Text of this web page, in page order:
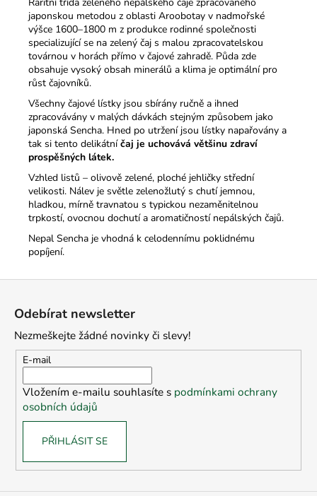
japonskou metodou z oblasti Aroobotay v nadmořské
výšce 1600–1800 m z produkce rodinné společnosti
specializující se na zelený čaj s malou zpracovatelskou
továrnou v horách přímo v čajové zahradě. Půda zde
obsahuje vysoký obsah minerálů a klima je optimální pro
růst čajovníků.
Všechny čajové lístky jsou sbírány ručně a ihned
zpracovávány v malých dávkách stejným způsobem jako
japonská Sencha. Hned po utržení jsou lístky napařovány a
tak si tento delikátníčaj je uchovává většinu zdraví
prospěšných látek.
Vzhled listů – olivově zelené, ploché jehličky střední
velikosti. Nálev je světle zelenožlutý s chutí jemnou,
hladkou, mírně travnatou s typickou nezaměnitelnou
trpkostí, ovocnou dochutí a aromatičností nepálských čajů.
Nepal Sencha je vhodná k celodennímu poklidnému
popíjení.
Odebírat newsletter
Nezmeškejte žádné novinky či slevy!
E-mail
Vložením e-mailu souhlasíte s podmínkami ochrany
osobních údajů
PŘIHLÁSIT SE